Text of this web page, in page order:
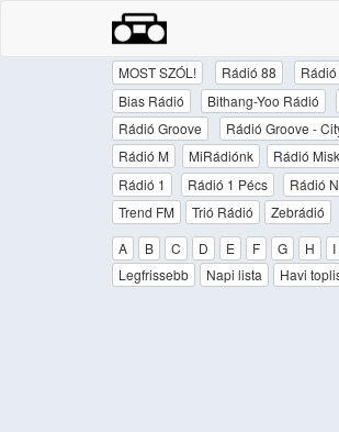
MOST SZÓL! Rádió 88
Bias Rádió
Bithang-Yoo Rádió
Rádió Groove
Rádió Groove -
Rádió M
MiRádiónk Rádió
Rádió 1
Rádió 1 Pécs Rádió
Trend FM
Trió Rádió
Zebrádió
A
B C D E F G H I
Legfrissebb
Napi lista Havi